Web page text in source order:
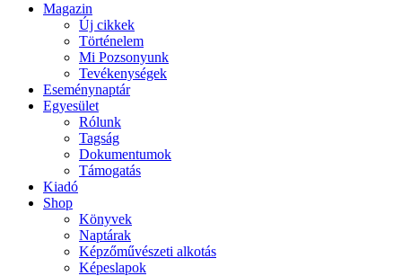
Magazin
Új cikkek
Történelem
Mi Pozsonyunk
Tevékenységek
Eseménynaptár
Egyesület
Rólunk
Tagság
Dokumentumok
Támogatás
Kiadó
Shop
Könyvek
Naptárak
Képzőművészeti alkotás
Képeslapok